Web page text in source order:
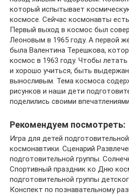
который испытывает
космосе. Сейчас космонавты
Первый выход в космос был
Леоновым в 1965 году. А первой
была Валентина Терешкова,
космос в 1963 году. Чтобы
и хорошо учиться, быть
выносливым. Тема космоса
рисунков и наши дети
поделились своими
Рекомендуем посмотреть:
Игра для детей
космонавтики. Сценарий
подготовительной группы.
Спортивный праздник ко Дню
подготовительной группы
Конспект по познавательному